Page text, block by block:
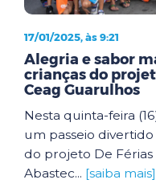
17/01/2025, às 9:21
Alegria e sabor
crianças do
Ceag Guarulhos
Nesta quinta-feira
um passeio
do projeto De Férias
Abastec... [saiba mais]